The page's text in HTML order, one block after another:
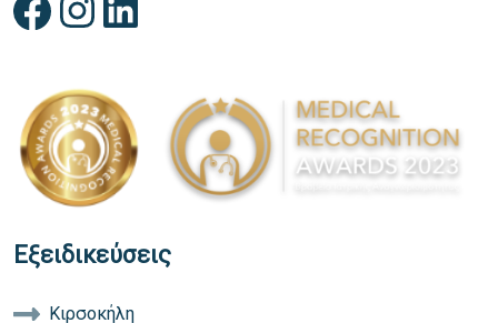
Εξειδικεύσεις
Κιρσοκήλη